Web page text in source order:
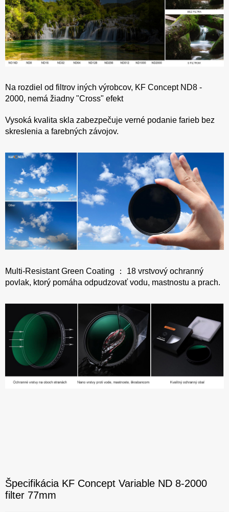
Na rozdiel od filtrov iných výrobcov, KF Concept ND8 -
2000, nemá žiadny "Cross" efekt
Vysoká kvalita skla zabezpečuje verné podanie farieb bez
skreslenia a farebných závojov.
Multi-Resistant Green Coating ： 18 vrstvový ochranný
povlak, ktorý pomáha odpudzovať vodu, mastnostu a prach.
Špecifikácia KF Concept Variable ND 8-2000
filter 77mm